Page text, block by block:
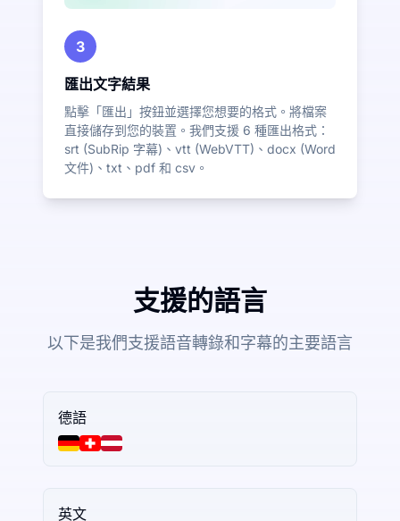
3
匯出文字結果
點擊「匯出」按鈕並選擇您想要的格式。將檔案
直接儲存到您的裝置。我們支援 6 種匯出格式：
srt (SubRip 字幕)、vtt (WebVTT)、docx (Word
文件)、txt、pdf 和 csv。
支援的語言
以下是我們支援語音轉錄和字幕的主要語言
德語
英文